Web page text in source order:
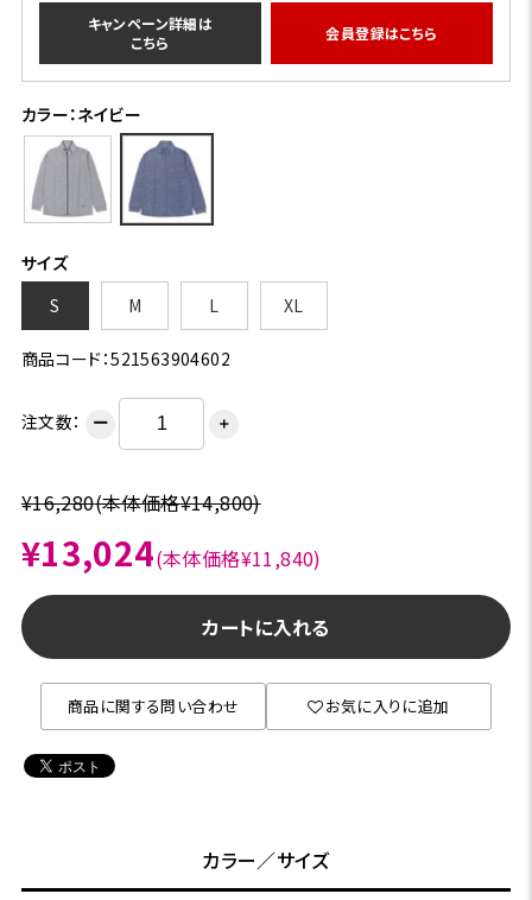
キャンペーン詳細は
こちら
会員登録はこちら
カラー：ネイビー
サイズ
S
M L XL
商品コード：521563904602
注文数： ー ＋
¥16,280(本体価格¥14,800)
¥13,024(本体価格¥11,840)
カートに入れる
商品に関する問い合わせ お気に入りに追加
カラー／サイズ